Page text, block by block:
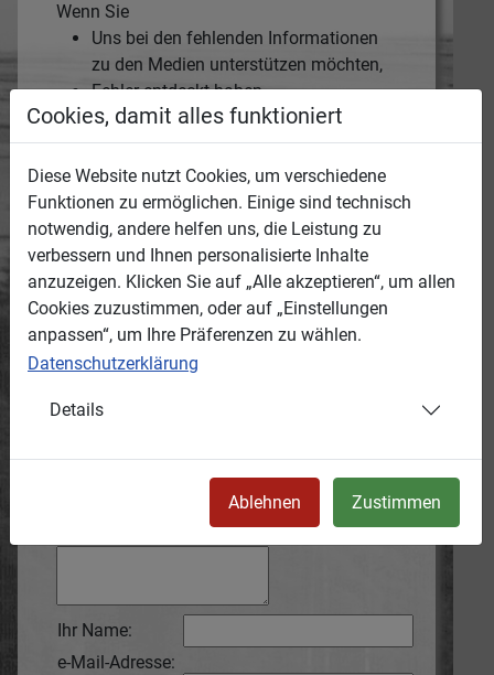
Wenn Sie
Uns bei den fehlenden Informationen
zu den Medien unterstützen möchten,
Fehler entdeckt haben,
wichtige Informationen geben können,
Rechte verletzt sehen,
oder auf andere Weise hilfreich sein
können,
tragen Sie bitte diese Anliegen hier ein und
hinterlassen Sie uns, wer Sie sind und wie
wir Sie erreichen können.
Die Medien-ID des jeweiligen Mediums wird
automatisch mit übertragen.
Anonyme Hinweise werden wir nicht
bearbeiten!
Ihr Name:
e-Mail-Adresse:
Cookies, damit alles funktioniert
Diese Website nutzt Cookies, um verschiedene
Funktionen zu ermöglichen. Einige sind technisch
notwendig, andere helfen uns, die Leistung zu
verbessern und Ihnen personalisierte Inhalte
anzuzeigen. Klicken Sie auf „Alle akzeptieren“, um allen
Cookies zuzustimmen, oder auf „Einstellungen
anpassen“, um Ihre Präferenzen zu wählen.
Datenschutzerklärung
Details
Ablehnen Zustimmen